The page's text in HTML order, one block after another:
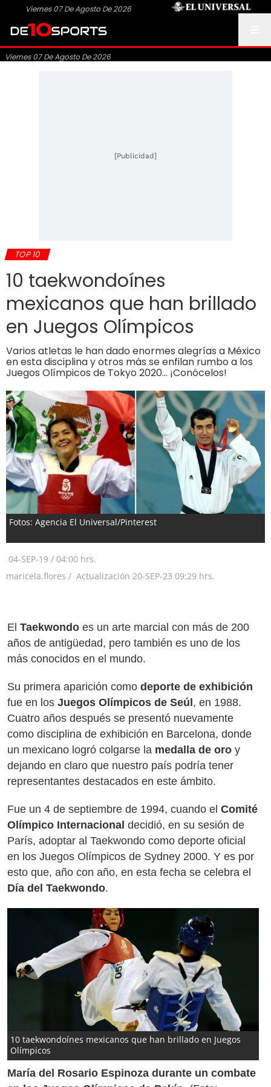
Viernes 07 De Agosto De 2026
Viernes 07 De Agosto De 2026
[Publicidad]
TOP 10
10 taekwondoínes
mexicanos que han brillado
en Juegos Olímpicos
Varios atletas le han dado enormes alegrías a México
en esta disciplina y otros más se enfilan rumbo a los
Juegos Olímpicos de Tokyo 2020... ¡Conócelos!
Fotos: Agencia El Universal/Pinterest
04-SEP-19 / 04:00 hrs.
maricela.flores / Actualización 20-SEP-23 09:29 hrs.
El Taekwondo es un arte marcial con más de 200
años de antigüedad, pero también es uno de los
más conocidos en el mundo.
Su primera aparición como deporte de exhibición
fue en los Juegos Olímpicos de Seúl , en 1988.
Cuatro años después se presentó nuevamente
como disciplina de exhibición en Barcelona, donde
un mexicano logró colgarse la medalla de oro y
dejando en claro que nuestro país podría tener
representantes destacados en este ámbito.
Fue un 4 de septiembre de 1994, cuando el Comité
Olímpico Internacional decidió, en su sesión de
París, adoptar al Taekwondo como deporte oficial
en los Juegos Olímpicos de Sydney 2000. Y es por
esto que, año con año, en esta fecha se celebra el
Día del Taekwondo.
10 taekwondoínes mexicanos que han brillado en Juegos
Olímpicos
María del Rosario Espinoza durante un combate